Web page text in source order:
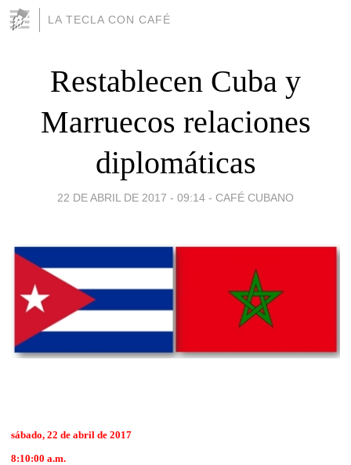
LA TECLA CON CAFÉ
Restablecen Cuba y
Marruecos relaciones
diplomáticas
22 DE ABRIL DE 2017 - 09:14 - CAFÉ CUBANO
sábado, 22 de abril de 2017
8:10:00 a.m.